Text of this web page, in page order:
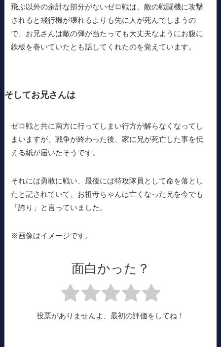
飛ぶ以外の余計な部分がないゼロ戦は、敵の戦闘機に攻撃
されると飛行機が壊れるよりも先に人が死んでしまうの
で、お兄さんは敵の弾が当たっても大丈夫なようにお腹に
鉄板を巻いていたとも話してくれたのを覚えています。
そしてお兄さんは
ゼロ戦と共に南方に行ってしまい行方が解らなくなってし
まいますが、戦争が終わった後、家に兄が死亡した事を伝
える紙が届いたそうです。
それには勇敢に戦い、最後には特攻隊員として命を落とし
たと記されていて、お祖母ちゃんは亡くなった兄を今でも
「誇り」と言っていました。
※画像はイメージです。
面白かった？
投票がありませんよ、最初の評価をしてね！